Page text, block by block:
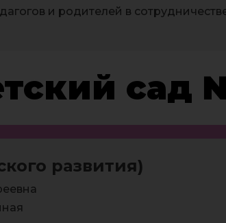
и родителей в
сад
развития)